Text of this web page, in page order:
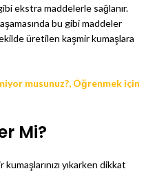
ekstra maddelerle sağlanır.
bu gibi maddeler
üretilen kaşmir kumaşlara
musunuz?, Öğrenmek için
Mi?
kumaşlarınızı yıkarken dikkat